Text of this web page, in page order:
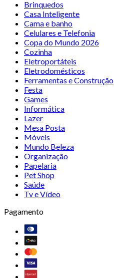
Brinquedos
Casa Inteligente
Cama e banho
Celulares e Telefonia
Copa do Mundo 2026
Cozinha
Eletroportáteis
Eletrodomésticos
Ferramentas e Construção
Festa
Games
Informática
Lazer
Mesa Posta
Móveis
Mundo Beleza
Organização
Papelaria
Pet Shop
Saúde
Tv e Vídeo
Pagamento